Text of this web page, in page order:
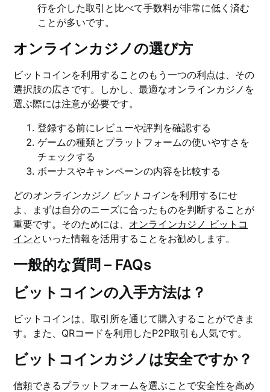
行を介した取引と比べて手数料が非常に低く済む
ことが多いです。
オンラインカジノの選び方
ビットコインを利用することのもう一つの利点は、その
選択肢の広さです。しかし、最適なオンラインカジノを
選ぶ際には注意が必要です。
登録する前にレビューや評判を確認する
ゲームの種類とプラットフォームの使いやすさを
チェックする
ボーナスやキャンペーンの内容を比較する
どのオンラインカジノ ビットコインを利用するにせ
よ、まずは自分のニーズに合ったものを判断することが
重要です。そのためには、 オンラインカジノ ビットコ
インといった情報を活用することをお勧めします。
一般的な質問 – FAQs
ビットコインの入手方法は？
ビットコインは、取引所を通じて購入することができま
す。また、QRコードを利用したP2P取引も人気です。
ビットコインカジノは安全ですか？
信頼できるプラットフォームを選ぶことで安全性を高め